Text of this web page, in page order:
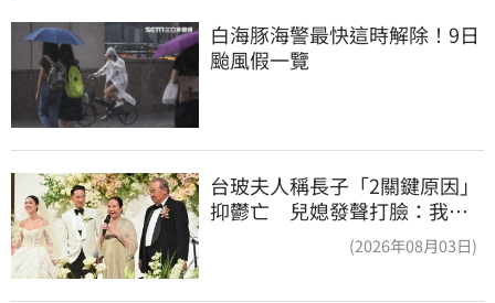
白海豚海警最快這時解除！9日
颱風假一覽
台玻夫人稱長子「2關鍵原因」
抑鬱亡 兒媳發聲打臉：我從
(2026年08月03日)